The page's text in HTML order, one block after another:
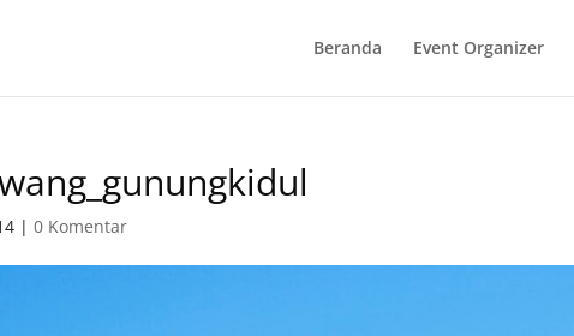
Beranda Event Organizer
|0 Komentar